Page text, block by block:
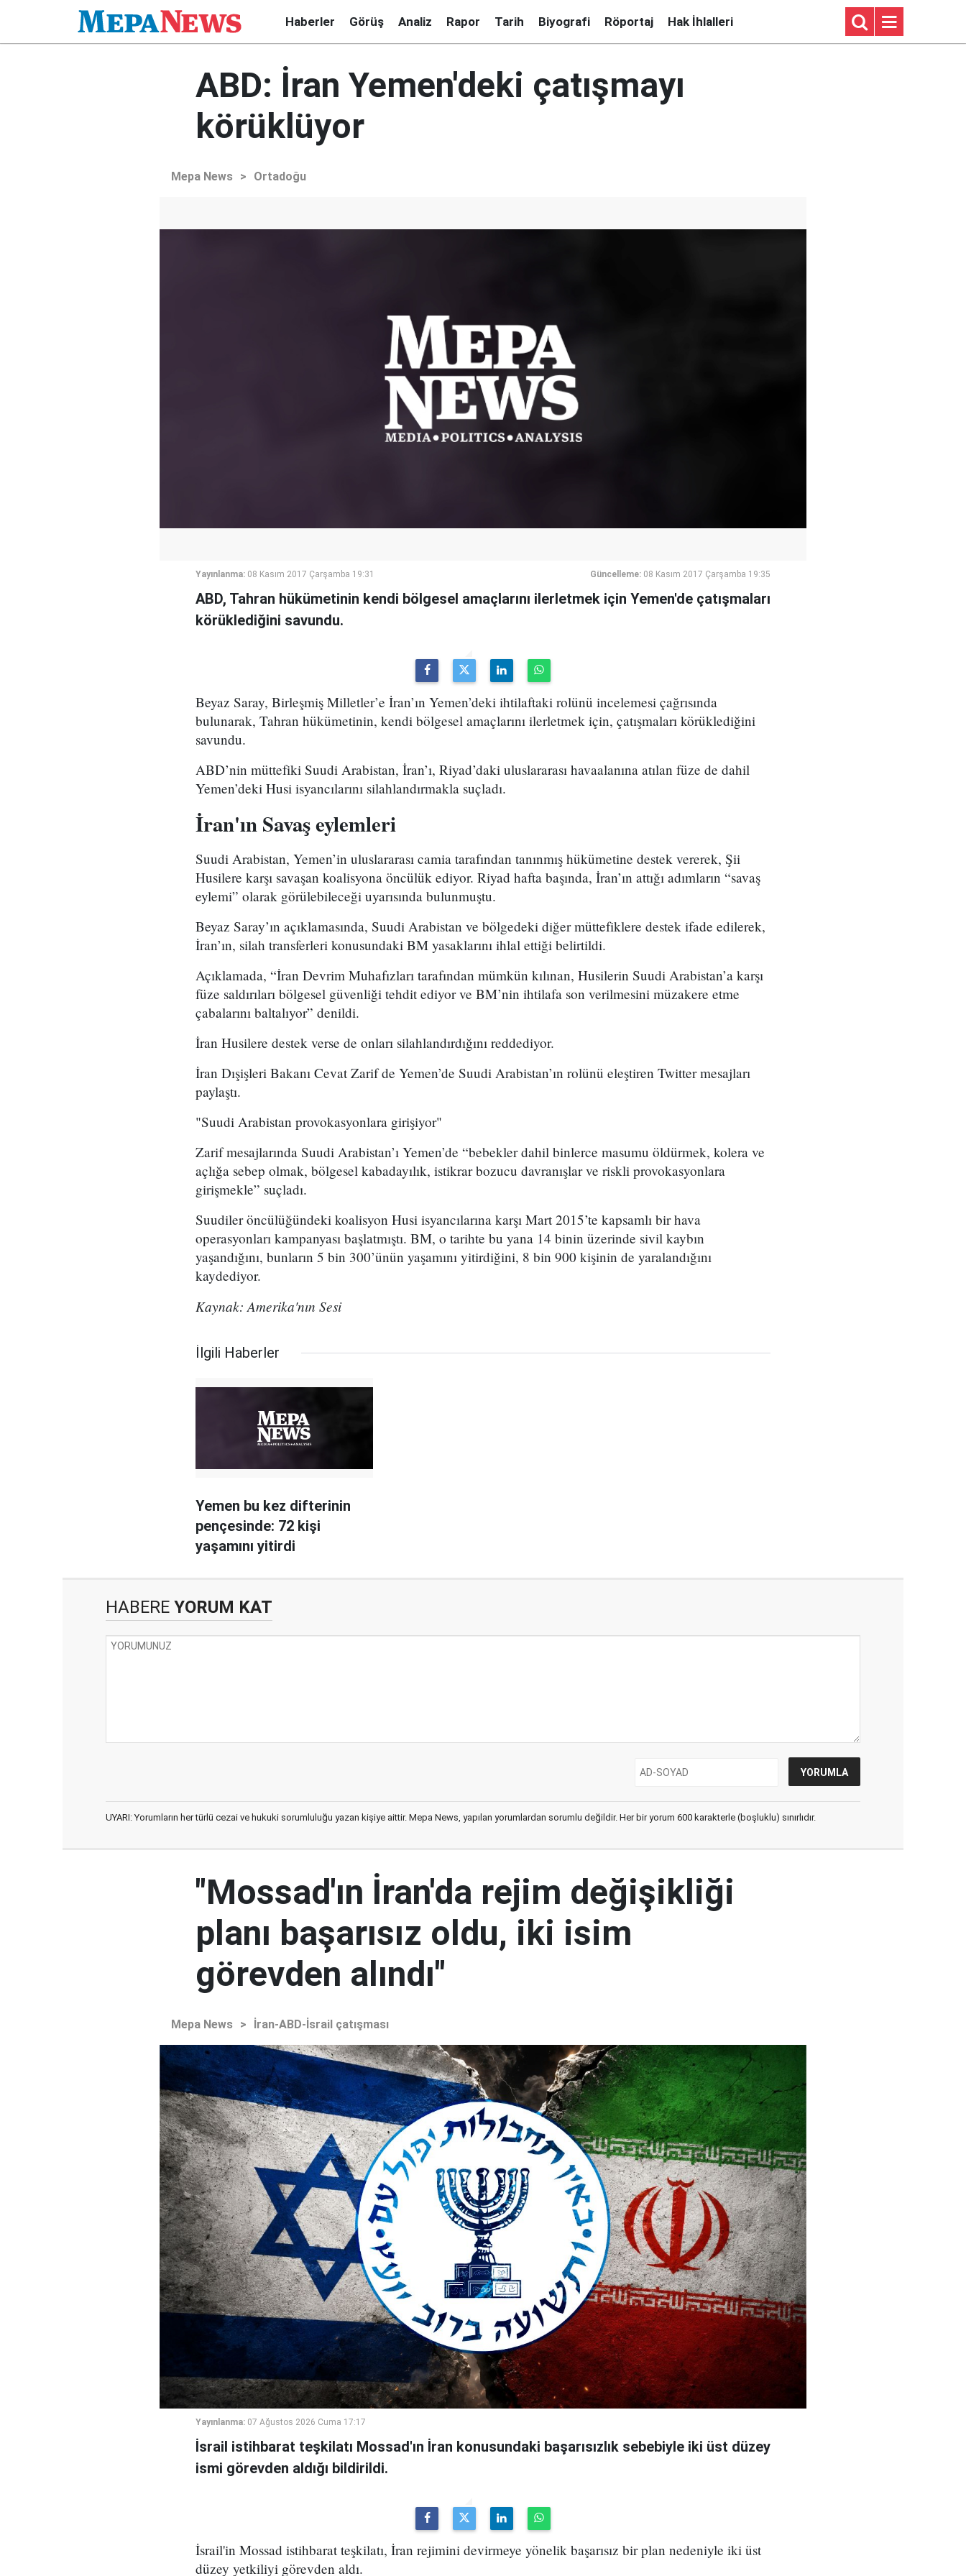
Haberler Görüş Analiz Rapor Tarih Biyografi Röportaj Hak İhlalleri
ABD: İran Yemen'deki çatışmayı
körüklüyor
Mepa News > Ortadoğu
Yayınlanma: 08 Kasım 2017 Çarşamba 19:31 Güncelleme: 08 Kasım 2017 Çarşamba 19:35
ABD, Tahran hükümetinin kendi bölgesel amaçlarını ilerletmek için Yemen'de çatışmaları
körüklediğini savundu.
Beyaz Saray, Birleşmiş Milletler’e İran’ın Yemen’deki ihtilaftaki rolünü incelemesi çağrısında
bulunarak, Tahran hükümetinin, kendi bölgesel amaçlarını ilerletmek için, çatışmaları körüklediğini
savundu.
ABD’nin müttefiki Suudi Arabistan, İran’ı, Riyad’daki uluslararası havaalanına atılan füze de dahil
Yemen’deki Husi isyancılarını silahlandırmakla suçladı.
İran'ın Savaş eylemleri
Suudi Arabistan, Yemen’in uluslararası camia tarafından tanınmış hükümetine destek vererek, Şii
Husilere karşı savaşan koalisyona öncülük ediyor. Riyad hafta başında, İran’ın attığı adımların “savaş
eylemi” olarak görülebileceği uyarısında bulunmuştu.
Beyaz Saray’ın açıklamasında, Suudi Arabistan ve bölgedeki diğer müttefiklere destek ifade edilerek,
İran’ın, silah transferleri konusundaki BM yasaklarını ihlal ettiği belirtildi.
Açıklamada, “İran Devrim Muhafızları tarafından mümkün kılınan, Husilerin Suudi Arabistan’a karşı
füze saldırıları bölgesel güvenliği tehdit ediyor ve BM’nin ihtilafa son verilmesini müzakere etme
çabalarını baltalıyor” denildi.
İran Husilere destek verse de onları silahlandırdığını reddediyor.
İran Dışişleri Bakanı Cevat Zarif de Yemen’de Suudi Arabistan’ın rolünü eleştiren Twitter mesajları
paylaştı.
"Suudi Arabistan provokasyonlara girişiyor"
Zarif mesajlarında Suudi Arabistan’ı Yemen’de “bebekler dahil binlerce masumu öldürmek, kolera ve
açlığa sebep olmak, bölgesel kabadayılık, istikrar bozucu davranışlar ve riskli provokasyonlara
girişmekle” suçladı.
Suudiler öncülüğündeki koalisyon Husi isyancılarına karşı Mart 2015’te kapsamlı bir hava
operasyonları kampanyası başlatmıştı. BM, o tarihte bu yana 14 binin üzerinde sivil kaybın
yaşandığını, bunların 5 bin 300’ünün yaşamını yitirdiğini, 8 bin 900 kişinin de yaralandığını
kaydediyor.
Kaynak: Amerika'nın Sesi
İlgili Haberler
Yemen bu kez difterinin
pençesinde: 72 kişi
yaşamını yitirdi
HABERE YORUM KAT
UYARI: Yorumların her türlü cezai ve hukuki sorumluluğu yazan kişiye aittir. Mepa News, yapılan yorumlardan sorumlu değildir. Her bir yorum 600 karakterle (boşluklu) sınırlıdır.
"Mossad'ın İran'da rejim değişikliği
planı başarısız oldu, iki isim
görevden alındı"
Mepa News > İran-ABD-İsrail çatışması
Yayınlanma: 07 Ağustos 2026 Cuma 17:17
İsrail istihbarat teşkilatı Mossad'ın İran konusundaki başarısızlık sebebiyle iki üst düzey
ismi görevden aldığı bildirildi.
İsrail'in Mossad istihbarat teşkilatı, İran rejimini devirmeye yönelik başarısız bir plan nedeniyle iki üst
düzey yetkiliyi görevden aldı.